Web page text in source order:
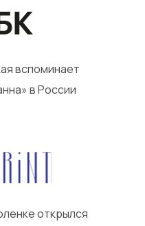
вспоминает
в России
открылся